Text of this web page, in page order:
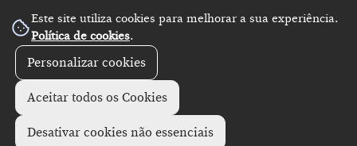
Este site utiliza cookies para melhorar a sua experiência.
Política de cookies.
Personalizar cookies
Aceitar todos os Cookies
Desativar cookies não essenciais
Visitas Exposições